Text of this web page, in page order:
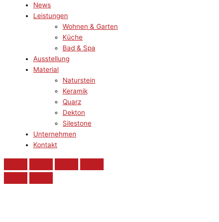
News
Leistungen
Wohnen & Garten
Küche
Bad & Spa
Ausstellung
Material
Naturstein
Keramik
Quarz
Dekton
Silestone
Unternehmen
Kontakt